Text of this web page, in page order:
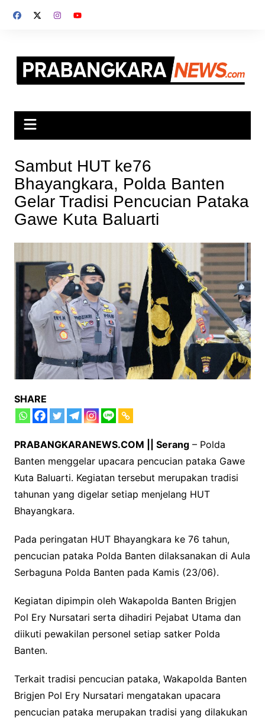
Sambut HUT ke76
Bhayangkara, Polda Banten
Gelar Tradisi Pencucian Pataka
Gawe Kuta Baluarti
SHARE
PRABANGKARANEWS.COM || Serang– Polda
Banten menggelar upacara pencucian pataka Gawe
Kuta Baluarti. Kegiatan tersebut merupakan tradisi
tahunan yang digelar setiap menjelang HUT
Bhayangkara.
Pada peringatan HUT Bhayangkara ke 76 tahun,
pencucian pataka Polda Banten dilaksanakan di Aula
Serbaguna Polda Banten pada Kamis (23/06).
Kegiatan dipimpin oleh Wakapolda Banten Brigjen
Pol Ery Nursatari serta dihadiri Pejabat Utama dan
diikuti pewakilan personel setiap satker Polda
Banten.
Terkait tradisi pencucian pataka, Wakapolda Banten
Brigjen Pol Ery Nursatari mengatakan upacara
pencucian pataka merupakan tradisi yang dilakukan